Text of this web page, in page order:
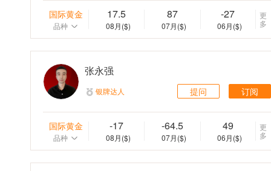
国际黄金
品种
17.5
08月($)
87
07月($)
-27
06月($)
更
多
张永强
银牌达人 提问 订阅
国际黄金
品种
-17
08月($)
-64.5
07月($)
49
06月($)
更
多